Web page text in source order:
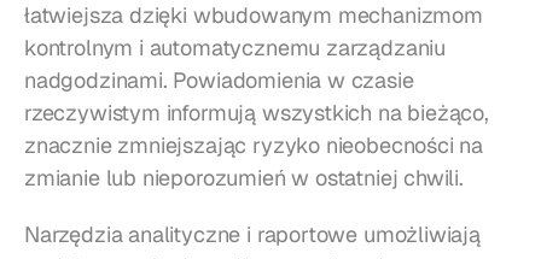
łatwiejsza dzięki wbudowanym mechanizmom
kontrolnym i automatycznemu zarządzaniu
nadgodzinami. Powiadomienia w czasie
rzeczywistym informują wszystkich na bieżąco,
znacznie zmniejszając ryzyko nieobecności na
zmianie lub nieporozumień w ostatniej chwili.
Narzędzia analityczne i raportowe umożliwiają